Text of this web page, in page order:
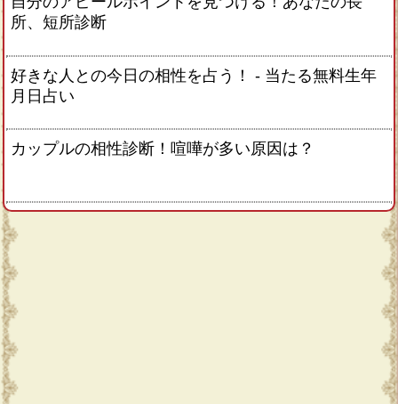
所、短所診断
好きな人との今日の相性を占う！ ‐ 当たる無料生年
月日占い
カップルの相性診断！喧嘩が多い原因は？